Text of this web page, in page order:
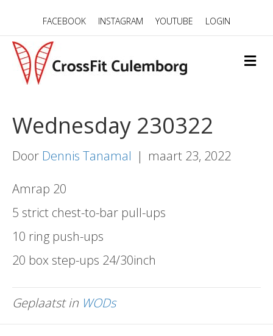
FACEBOOK INSTAGRAM YOUTUBE LOGIN
M
E
Wednesday 230322
Door Dennis Tanamal | maart 23, 2022
Amrap 20
5 strict chest-to-bar pull-ups
10 ring push-ups
20 box step-ups 24/30inch
Geplaatst in WODs